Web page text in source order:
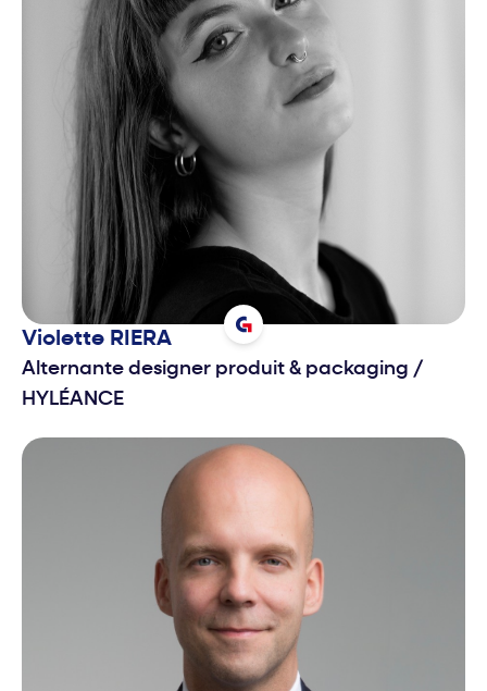
Violette RIERA
Alternante designer produit & packaging /
HYLÉANCE